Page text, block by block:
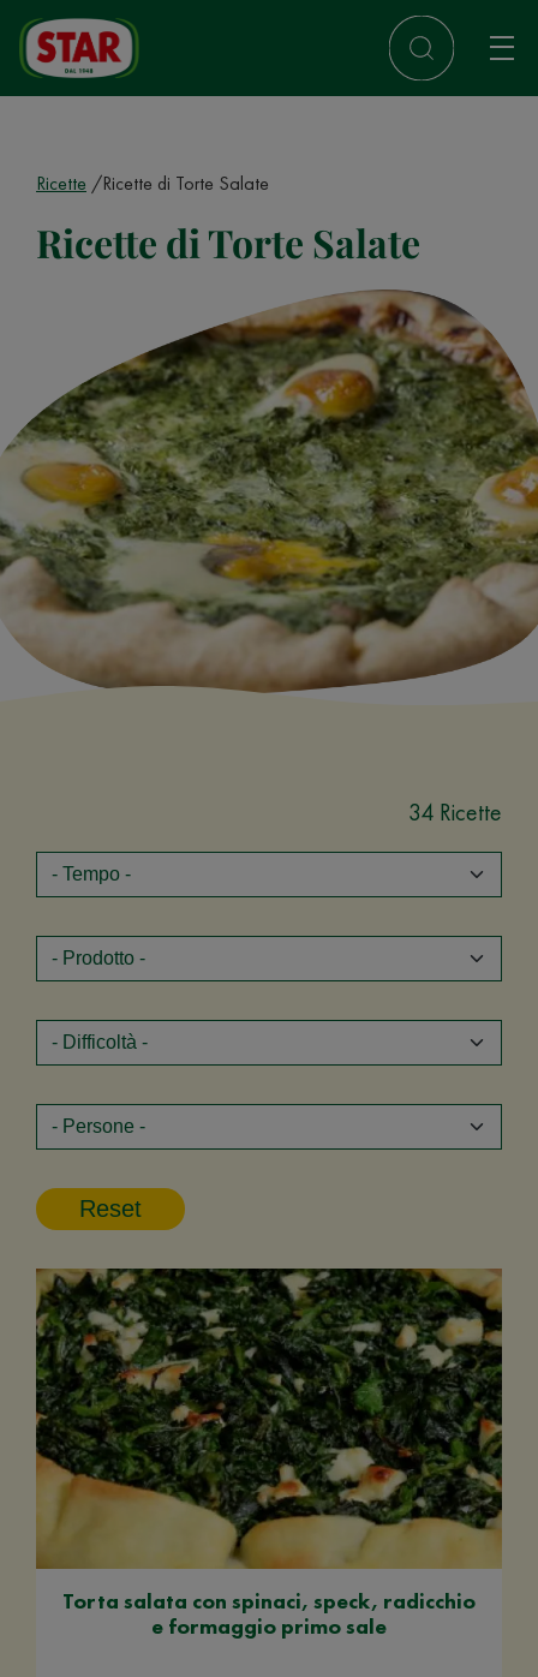
Ricette Ricette di Torte Salate
Ricette di Torte Salate
34 Ricette
Torta salata con spinaci, speck, radicchio
e formaggio primo sale